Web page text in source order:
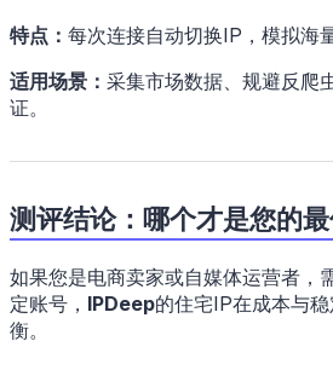
特点： 每次连接自动切换IP，模拟海
适用场景： 采集市场数据、规避反爬
证。
测评结论：哪个才是您的最
如果您是电商卖家或自媒体运营者，
定账号， IPDeep的住宅IP在成本与
衡。